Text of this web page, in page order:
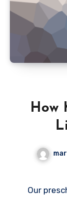
How
Our preschool program has four dedicated